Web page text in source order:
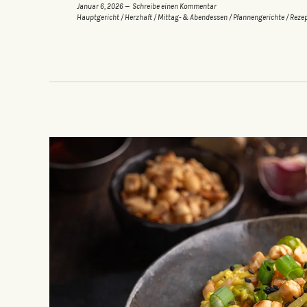
Januar 6, 2026
Schreibe einen Kommentar
Hauptgericht / Herzhaft / Mittag- & Abendessen / Pfannengerichte /